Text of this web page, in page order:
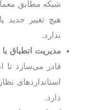
شبکه مطابق
هیچ تغییر
ندارد.
مدیریت انطباق
قادر می‌سازد تا
استانداردهای
دارد.